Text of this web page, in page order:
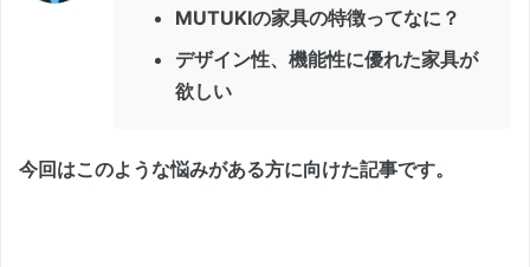
MUTUKIの家具の特徴ってなに？
デザイン性、機能性に優れた家具が
欲しい
今回はこのような悩みがある方に向けた記事です。